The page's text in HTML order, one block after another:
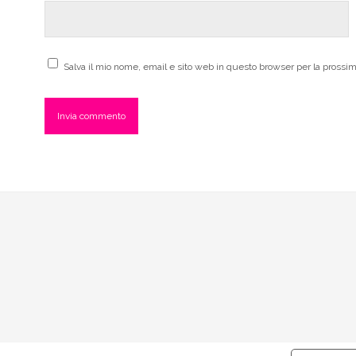
Salva il mio nome, email e sito web in questo browser per la